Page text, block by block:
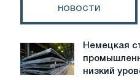
НОВОСТИ
Немецкая
сталелитейная
промышленность
Немецкая
низкий